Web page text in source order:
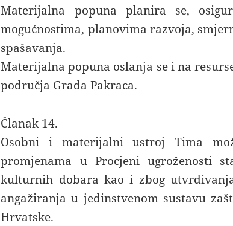
Materijalna popuna planira se,
mogućnostima, planovima razvoja,
spašavanja.
Materijalna popuna oslanja se i na
područja Grada Pakraca.
Članak 14.
Osobni i materijalni ustroj Tima
promjenama u Procjeni ugroženosti
kulturnih dobara kao i zbog
angažiranja u jedinstvenom sustavu
Hrvatske.